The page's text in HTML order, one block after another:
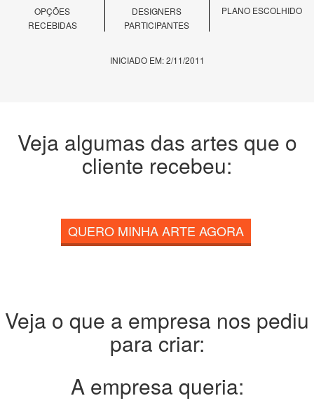
OPÇÕES
RECEBIDAS
DESIGNERS
PARTICIPANTES
PLANO ESCOLHIDO
INICIADO EM: 2/11/2011
Veja algumas das artes que o
cliente recebeu:
QUERO MINHA ARTE AGORA
Veja o que a empresa nos pediu
para criar:
A empresa queria: